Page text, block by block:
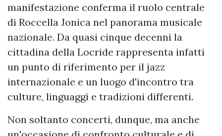
manifestazione conferma il ruolo centrale
di Roccella Jonica nel panorama musicale
nazionale. Da quasi cinque decenni la
cittadina della Locride rappresenta infatti
un punto di riferimento per il jazz
internazionale e un luogo d'incontro tra
culture, linguaggi e tradizioni differenti.
Non soltanto concerti, dunque, ma anche